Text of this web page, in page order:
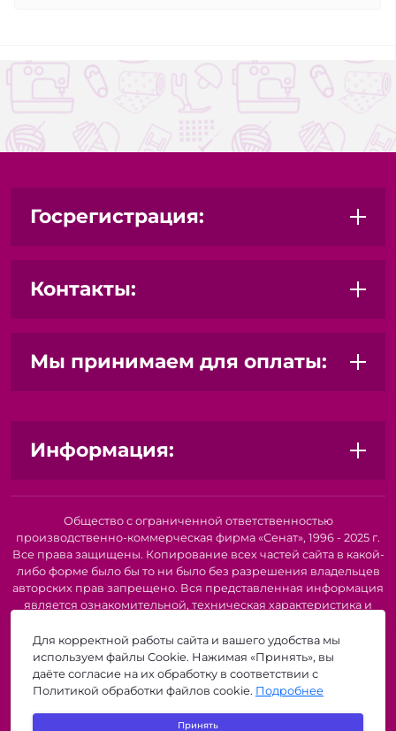
Госрегистрация:
Контакты:
Мы принимаем для оплаты:
Информация:
Общество с ограниченной ответственностью
производственно-коммерческая фирма «Сенат», 1996 - 2025 г.
Все права защищены. Копирование всех частей сайта в какой-
либо форме было бы то ни было без разрешения владельцев
авторских прав запрещено. Вся представленная информация
является ознакомительной, техническая характеристика и
информации о наличии и стоимости указанных товаров и
(или) услуг, пожалуйста, обратитесь к нашим менеджерам по
телефону или по электронной почте. Описание и
изображение товара носят информационный характер и
представленных в технической документации производителя.
Для корректной работы сайта и вашего удобства мы
используем файлы Cookie. Нажимая «Принять», вы
даёте согласие на их обработку в соответствии с
Политикой обработки файлов cookie. Подробнее
Принять